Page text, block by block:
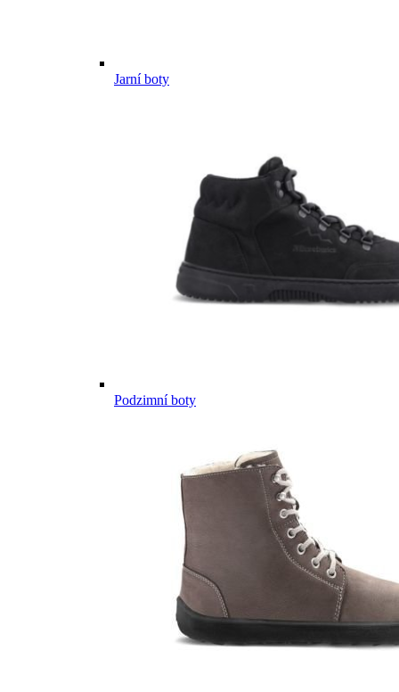
Jarní boty
Podzimní boty